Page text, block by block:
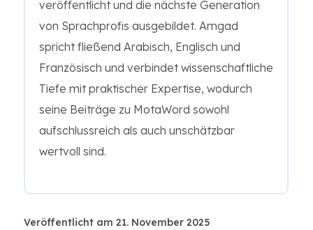
veröffentlicht und die nächste Generation
von Sprachprofis ausgebildet. Amgad
spricht fließend Arabisch, Englisch und
Französisch und verbindet wissenschaftliche
Tiefe mit praktischer Expertise, wodurch
seine Beiträge zu MotaWord sowohl
aufschlussreich als auch unschätzbar
wertvoll sind.
Veröffentlicht am 21. November 2025